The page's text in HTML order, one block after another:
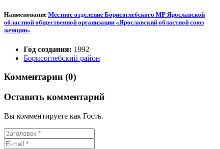
Наименование Местное отделение Борисоглебского МР Ярославской
областной общественной организации «Ярославский областной союз
женщин»
Год создания: 1992
Борисоглебский район
Комментарии (0)
Оставить комментарий
Вы комментируете как Гость.